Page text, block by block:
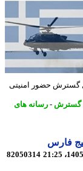
حضور امنیتی
-رسانه های
82050314